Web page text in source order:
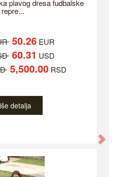
plavog dresa fudbalske
repre...
50.26EUR
60.31 USD
5,500.00RSD
detalja